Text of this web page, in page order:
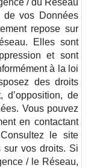
de vos Données
repose sur
Elles sont
et sont
à la loi
des droits
d’opposition, de
Vous pouvez
en contactant
le site
sur vos droits. Si
/ le Réseau,